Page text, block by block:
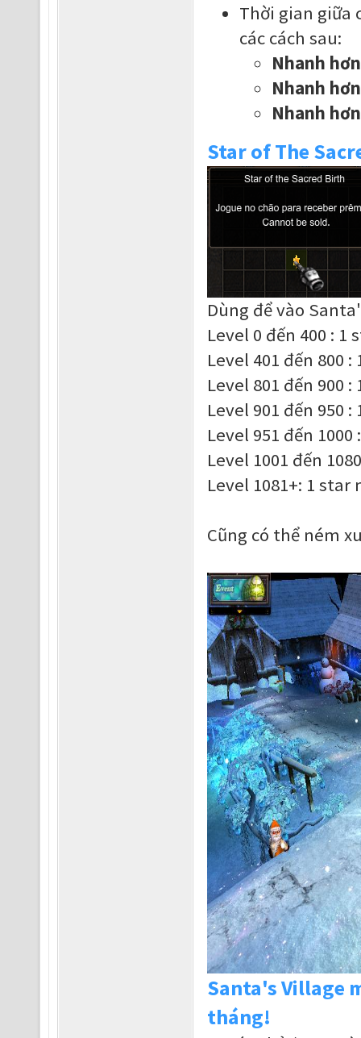
Thời gian giữa
các cách sau:
Nhanh
Nhanh
Nhanh
Star of The
Dùng để vào
Level 0 đến 400 : 1
Level 401 đến 800
Level 801 đến 900
Level 901 đến 950
Level 951 đến
Level 1001 đến
Level 1081+: 1
Cũng có thể ném
Santa's Village
tháng!